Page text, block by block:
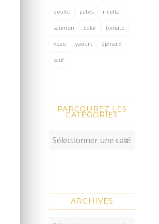
poulet pâtes ricotta
saumon Solar tomate
veau yaourt épinard
œuf
PARCOUREZ LES
CATÉGORIES
ARCHIVES